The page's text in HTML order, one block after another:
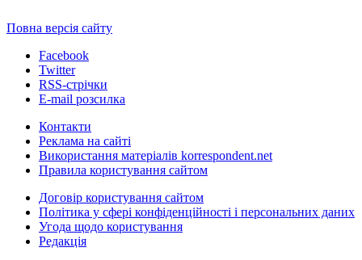
Повна версія сайту
Facebook
Twitter
RSS-стрічки
E-mail розсилка
Контакти
Реклама на сайті
Використання матеріалів korrespondent.net
Правила користування сайтом
Договір користування сайтом
Політика у сфері конфіденційності і персональних даних
Угода щодо користування
Редакція